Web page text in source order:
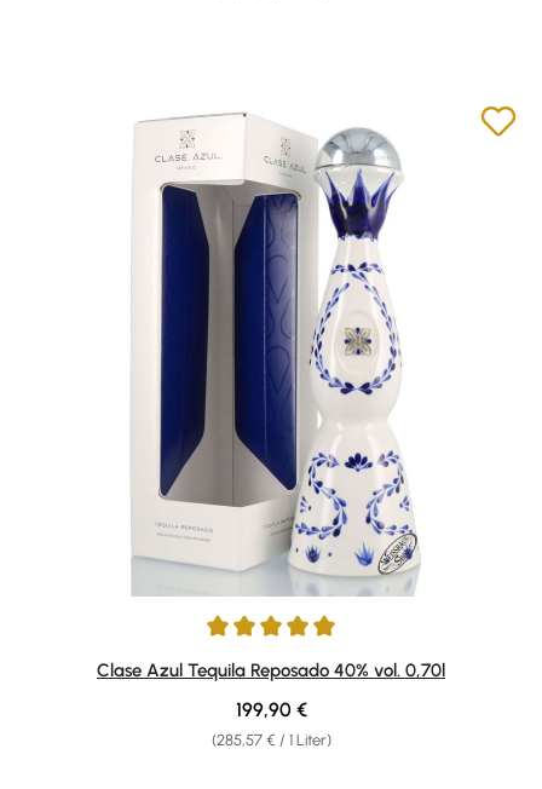
Durchschnittliche Bewertung von 5 von 5 Sternen
Clase Azul Tequila Reposado 40% vol. 0,70l
(285,57 € / 1 Liter)
Regulärer Preis:
199,90 €